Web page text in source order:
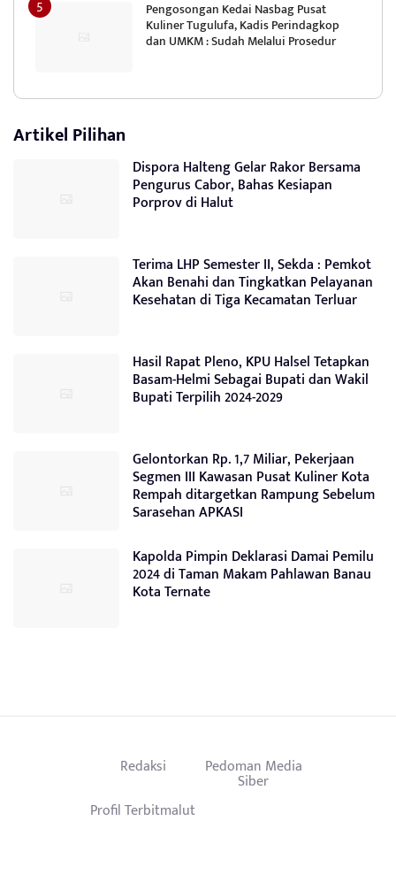
Pengosongan Kedai Nasbag Pusat
Kuliner Tugulufa, Kadis Perindagkop
dan UMKM : Sudah Melalui Prosedur
Artikel Pilihan
Dispora Halteng Gelar Rakor Bersama
Pengurus Cabor, Bahas Kesiapan
Porprov di Halut
Terima LHP Semester II, Sekda : Pemkot
Akan Benahi dan Tingkatkan Pelayanan
Kesehatan di Tiga Kecamatan Terluar
Hasil Rapat Pleno, KPU Halsel Tetapkan
Basam-Helmi Sebagai Bupati dan Wakil
Bupati Terpilih 2024-2029
Gelontorkan Rp. 1,7 Miliar, Pekerjaan
Segmen III Kawasan Pusat Kuliner Kota
Rempah ditargetkan Rampung Sebelum
Sarasehan APKASI
Kapolda Pimpin Deklarasi Damai Pemilu
2024 di Taman Makam Pahlawan Banau
Kota Ternate
Redaksi Pedoman Media
Siber
Profil Terbitmalut